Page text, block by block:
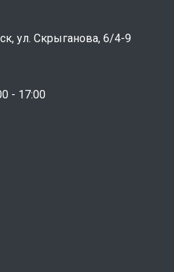
ул. Скрыганова, 6/4-9
- 17:00